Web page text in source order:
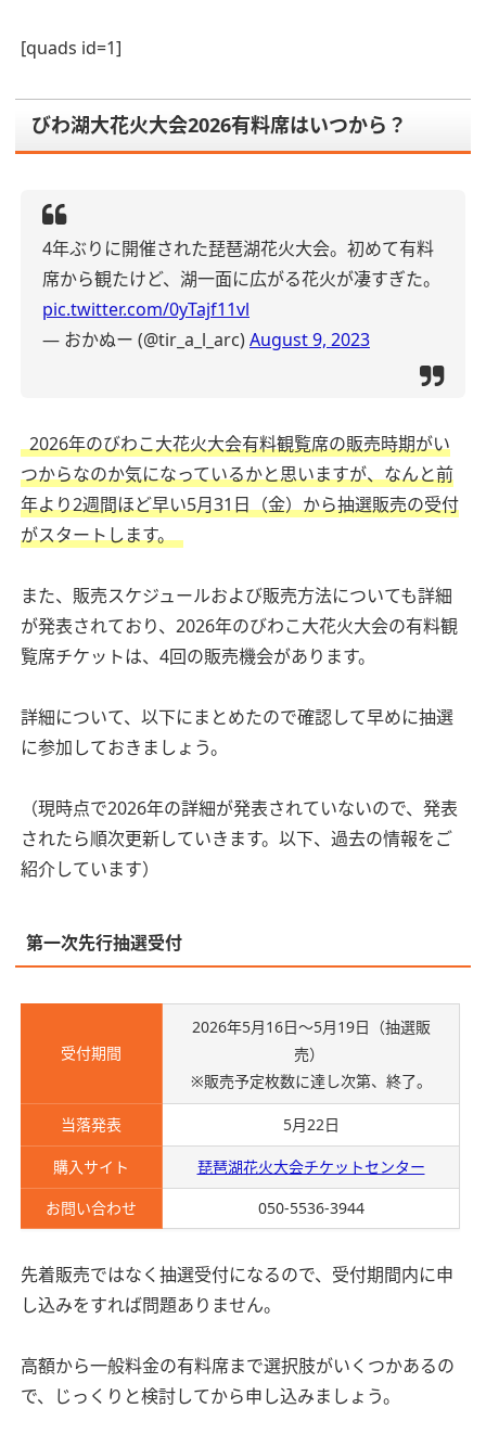
[quads id=1]
びわ湖大花火大会2026有料席はいつから？
4年ぶりに開催された琵琶湖花火大会。初めて有料
席から観たけど、湖一面に広がる花火が凄すぎた。
pic.twitter.com/0yTajf11vl
— おかぬー (@tir_a_l_arc)August 9, 2023
2026年のびわこ大花火大会有料観覧席の販売時期がい
つからなのか気になっているかと思いますが、なんと前
年より2週間ほど早い5月31日（金）から抽選販売の受付
がスタートします。
また、販売スケジュールおよび販売方法についても詳細
が発表されており、2026年のびわこ大花火大会の有料観
覧席チケットは、4回の販売機会があります。
詳細について、以下にまとめたので確認して早めに抽選
に参加しておきましょう。
（現時点で2026年の詳細が発表されていないので、発表
されたら順次更新していきます。以下、過去の情報をご
紹介しています）
第一次先行抽選受付
受付期間
2026年5月16日～5月19日（抽選販
売）
※販売予定枚数に達し次第、終了。
当落発表 5月22日
購入サイト
琵琶湖花火大会チケットセンター
お問い合わせ
050-5536-3944
先着販売ではなく抽選受付になるので、受付期間内に申
し込みをすれば問題ありません。
高額から一般料金の有料席まで選択肢がいくつかあるの
で、じっくりと検討してから申し込みましょう。